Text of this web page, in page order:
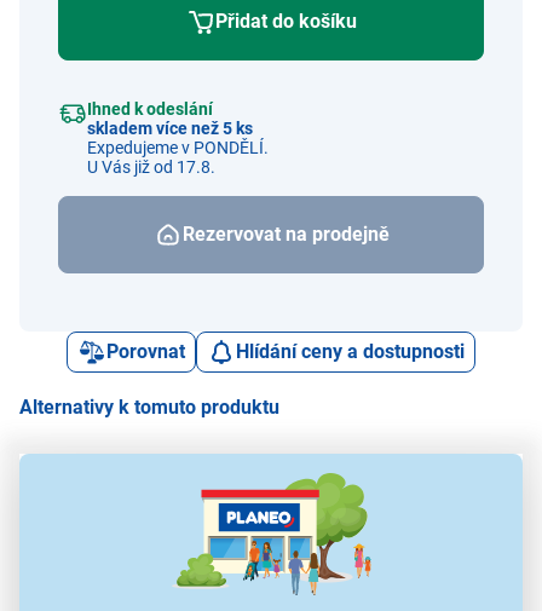
Přidat do košíku
Ihned k odeslání
skladem více než 5 ks
Expedujeme v PONDĚLÍ.
U Vás již od 17.8.
Rezervovat na prodejně
Porovnat Hlídání ceny a dostupnosti
Alternativy k tomuto produktu
Hercules BS050B Hercules BS301B